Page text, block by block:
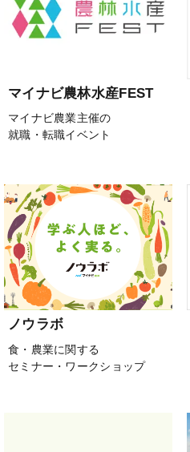
マイナビ農林水産FEST
マイナビ農業主催の
就職・転職イベント
ノウラボ
食・農業に関する
セミナー・ワークショップ